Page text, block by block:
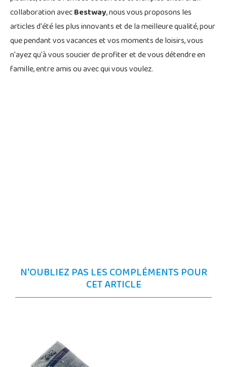
collaboration avecBestway, nous vous proposons les
articles d'été les plus innovants et de la meilleure qualité, pour
que pendant vos vacances et vos moments de loisirs, vous
n'ayez qu'à vous soucier de profiter et de vous détendre en
famille, entre amis ou avec qui vous voulez.
N'OUBLIEZ PAS LES COMPLÉMENTS POUR
CET ARTICLE